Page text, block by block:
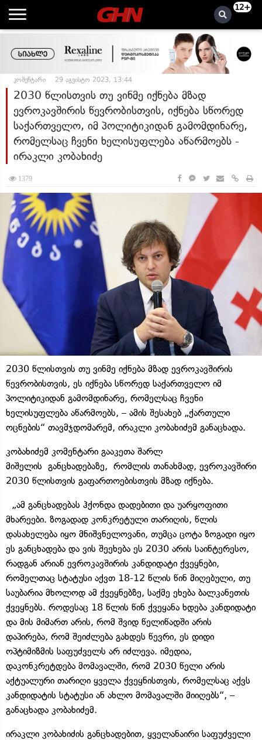
12+
კომენტარი 29 აგვისტო 2023, 13:44
2030 წლისთვის თუ ვინმე იქნება მზად
ევროკავშირის წევრობისთვის, იქნება სწორედ
საქართველო, იმ პოლიტიკიდან გამომდინარე,
რომელსაც ჩვენი ხელისუფლება აწარმოებს -
ირაკლი კობახიძე
1379
2030 წლისთვის თუ ვინმე იქნება მზად ევროკავშირის
წევრობისთვის, ეს იქნება სწორედ საქართველო იმ
პოლიტიკიდან გამომდინარე, რომელსაც ჩვენი
ხელისუფლება აწარმოებს, – ამის შესახებ „ქართული
ოცნების“ თავმჯდომარემ, ირაკლი კობახიძემ განაცხადა.
კობახიძემ კომენტარი გააკეთა შარლ
მიშელის განცხადებაზე, რომლის თანახმად, ევროკავშირი
2030 წლისთვის გაფართოებისთვის მზად იქნება.
„ამ განცხადებას ჰქონდა დადებითი და უარყოფითი
მხარეები. ზოგადად კონკრეტული თარიღის, წლის
დასახელება იყო მნიშვნელოვანი, თუმცა ცოტა ზოგადი იყო
ეს განცხადება და ვის შეეხება ეს 2030 არის საინტერესო,
რადგან არიან ევროკავშირის კანდიდატი ქვეყნები,
რომელთაც სტატუსი აქვთ 18-12 წლის წინ მიღებული, თუ
საუბარია მხოლოდ ამ ქვეყნებზე, საქმე ეხება ბალკანეთის
ქვეყნებს. როდესაც 18 წლის წინ ქვეყანა ხდება კანდიდატი
და მის მიმართ არის, რომ შვიდ წელიწადში არის
დაპირება, რომ შეიძლება გახდეს წევრი, ეს დიდი
ოპტიმიზმის საფუძველს არ იძლევა. იმედია,
დაკონკრეტდება მომავალში, რომ 2030 წელი არის
აქტუალური თარიღი ყველა ქვეყნისთვის, რომელსაც აქვს
კანდიდატის სტატუსი ან ახლო მომავალში მიიღებს“, –
განაცხადა კობახიძემ.
ირაკლი კობახიძის განცხადებით, ყველანაირი საფუძველი